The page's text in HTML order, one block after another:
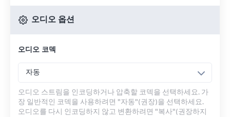
오디오 옵션
오디오 코덱
자동
오디오 스트림을 인코딩하거나 압축할 코덱을 선택하세요. 가
장 일반적인 코덱을 사용하려면 "자동"(권장)을 선택하세요.
오디오를 다시 인코딩하지 않고 변환하려면 "복사"(권장하지